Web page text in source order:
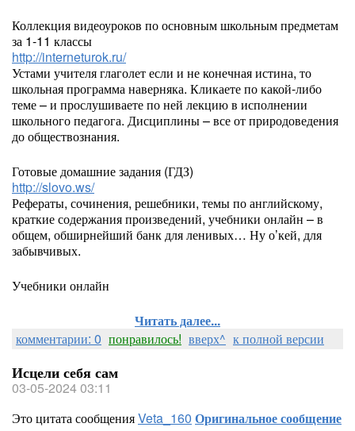
Коллекция видеоуроков по основным школьным предметам
за 1-11 классы
http://interneturok.ru/
Устами учителя глаголет если и не конечная истина, то
школьная программа наверняка. Кликаете по какой-либо
теме – и прослушиваете по ней лекцию в исполнении
школьного педагога. Дисциплины – все от природоведения
до обществознания.
Готовые домашние задания (ГДЗ)
http://slovo.ws/
Рефераты, сочинения, решебники, темы по английскому,
краткие содержания произведений, учебники онлайн – в
общем, обширнейший банк для ленивых… Ну о’кей, для
забывчивых.
Учебники онлайн
Читать далее...
комментарии: 0 понравилось! вверх^ к полной версии
Исцели себя сам
03-05-2024 03:11
Это цитата сообщенияVeta_160 Оригинальное сообщение